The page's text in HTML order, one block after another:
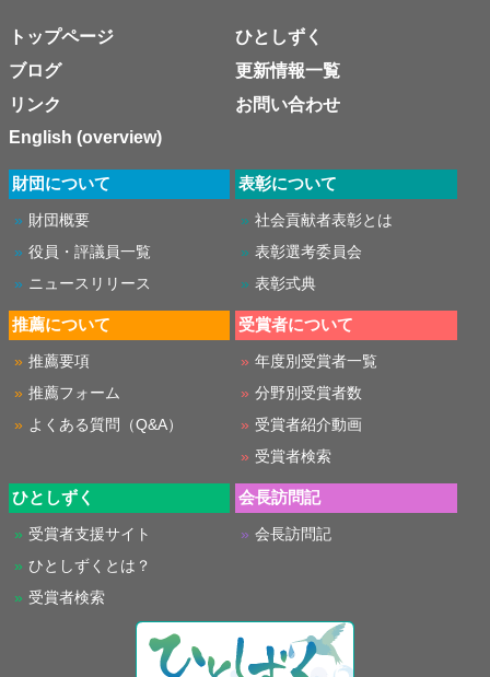
トップページ
ひとしずく
ブログ
更新情報一覧
リンク
お問い合わせ
English (overview)
財団について
財団概要
役員・評議員一覧
ニュースリリース
表彰について
社会貢献者表彰とは
表彰選考委員会
表彰式典
推薦について
推薦要項
推薦フォーム
よくある質問（Q&A）
受賞者について
年度別受賞者一覧
分野別受賞者数
受賞者紹介動画
受賞者検索
ひとしずく
受賞者支援サイト
ひとしずくとは？
受賞者検索
会長訪問記
会長訪問記